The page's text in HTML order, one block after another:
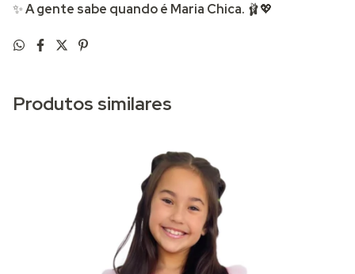
✨A gente sabe quando é Maria Chica. 🩰💖
Produtos similares